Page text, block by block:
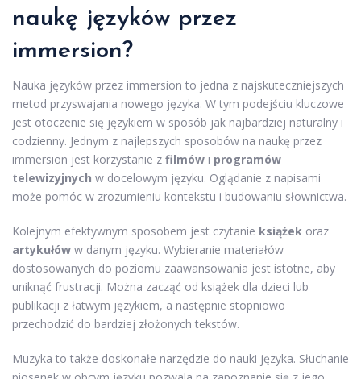
naukę języków przez
immersion?
Nauka języków przez immersion to jedna z najskuteczniejszych
metod przyswajania nowego języka. W tym podejściu kluczowe
jest otoczenie się językiem w sposób jak najbardziej naturalny i
codzienny. Jednym z najlepszych sposobów na naukę przez
immersion jest korzystanie z filmów i programów
telewizyjnych w docelowym języku. Oglądanie z napisami
może pomóc w zrozumieniu kontekstu i budowaniu słownictwa.
Kolejnym efektywnym sposobem jest czytanie książek oraz
artykułów w danym języku. Wybieranie materiałów
dostosowanych do poziomu zaawansowania jest istotne, aby
uniknąć frustracji. Można zacząć od książek dla dzieci lub
publikacji z łatwym językiem, a następnie stopniowo
przechodzić do bardziej złożonych tekstów.
Muzyka to także doskonałe narzędzie do nauki języka. Słuchanie